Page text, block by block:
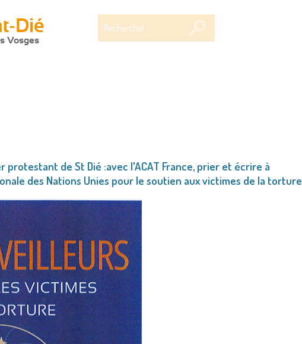
Dié
Vosges
protestant de St Dié :avec l'ACAT France, prier et écrire à
des Nations Unies pour le soutien aux victimes de la torture